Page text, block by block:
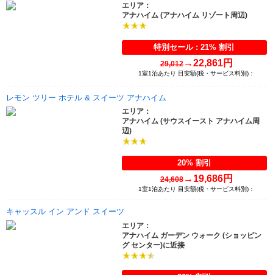
エリア：
アナハイム (アナハイム リゾート周辺)
特別セール : 21% 割引
29,012→22,861円
1室1泊あたり 目安額(税・サービス料別)：
レモン ツリー ホテル & スイーツ アナハイム
エリア：
アナハイム (サウスイースト アナハイム周
辺)
20% 割引
24,608→ 19,686円
1室1泊あたり 目安額(税・サービス料別)：
キャッスル イン アンド スイーツ
エリア：
アナハイム ガーデン ウォーク (ショッピン
グ センター)に近接